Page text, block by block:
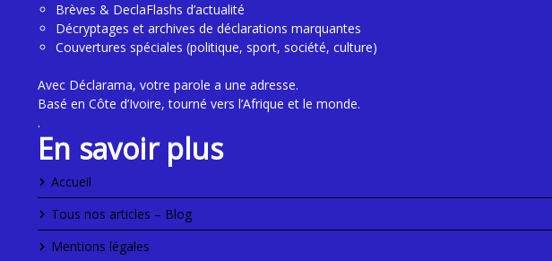
Brèves & DeclaFlashs d’actualité
Décryptages et archives de déclarations marquantes
Couvertures spéciales (politique, sport, société, culture)
Avec Déclarama, votre parole a une adresse.
Basé en Côte d’Ivoire, tourné vers l’Afrique et le monde.
.
En savoir plus
Accueil
Tous nos articles – Blog
Mentions légales